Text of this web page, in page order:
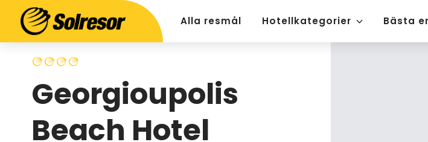
Alla resmål Hotellkategorier Bästa
Georgioupolis
Beach Hotel